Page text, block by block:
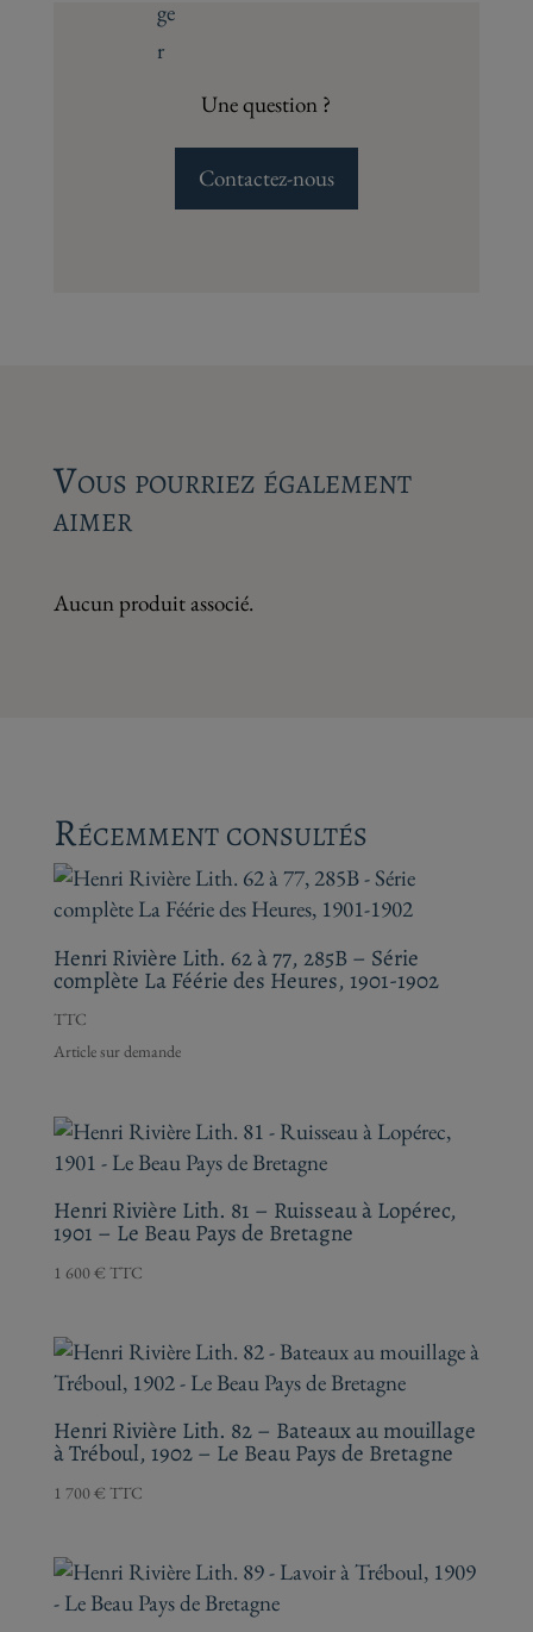
Une question ?
Contactez-nous
Vous pourriez également
aimer
Aucun produit associé.
Récemment consultés
Henri Rivière Lith. 62 à 77, 285B – Série
complète La Féérie des Heures, 1901-1902
TTC
Henri Rivière Lith. 81 – Ruisseau à Lopérec,
1901 – Le Beau Pays de Bretagne
1 600€ TTC
Henri Rivière Lith. 82 – Bateaux au mouillage
à Tréboul, 1902 – Le Beau Pays de Bretagne
1 700€ TTC